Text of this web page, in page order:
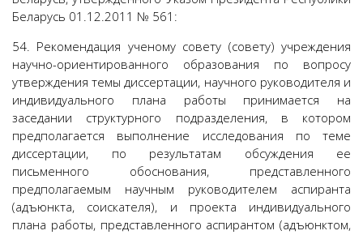
Беларусь 01.12.2011 № 561:
54. Рекомендация ученому совету (совету) учреждения
научно-ориентированного образования по вопросу
утверждения темы диссертации, научного руководителя и
индивидуального плана работы принимается на
заседании структурного подразделения, в котором
предполагается выполнение исследования по теме
диссертации, по результатам обсуждения ее
письменного обоснования, представленного
предполагаемым научным руководителем аспиранта
(адъюнкта, соискателя), и проекта индивидуального
плана работы, представленного аспирантом (адъюнктом,